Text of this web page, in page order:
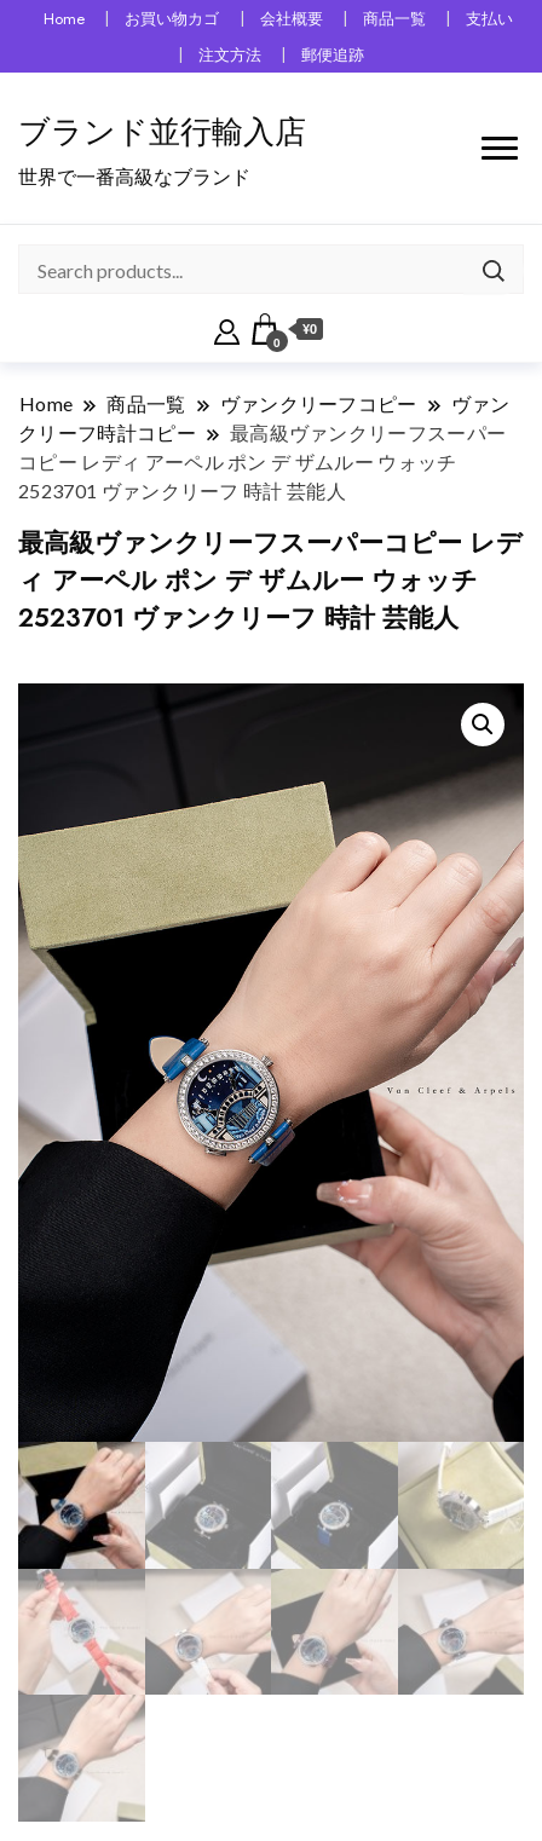
Home お買い物カゴ 会社概要 商品一覧
支払い
注文方法
郵便追跡
ブランド並行輸入店
世界で一番高級なブランド
0
¥0
Home 商品一覧 ヴァンクリーフコピー
ヴァン
クリーフ時計コピー
最高級ヴァンクリーフスーパー
コピー レディ アーペル ポン デ ザムルー ウォッチ
2523701 ヴァンクリーフ 時計 芸能人
最高級ヴァンクリーフスーパーコピー レデ
ィ アーペル ポン デ ザムルー ウォッチ
2523701 ヴァンクリーフ 時計 芸能人